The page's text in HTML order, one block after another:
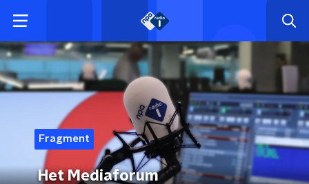
Fragment
Het Mediaforum